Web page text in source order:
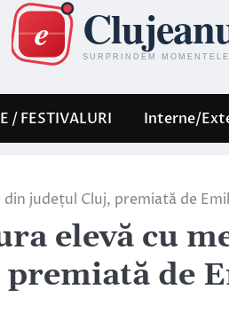
/ FESTIVALURI Interne/
județul Cluj, premiată de
elevă cu
de